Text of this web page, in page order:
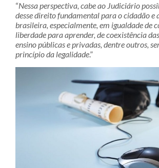
“Nessa perspectiva, cabe ao Judiciário
desse direito fundamental para o cidadão e
brasileira, especialmente, em igualdade de
liberdade para aprender, de coexistência
ensino públicas e privadas, dentre outros,
princípio da legalidade.”